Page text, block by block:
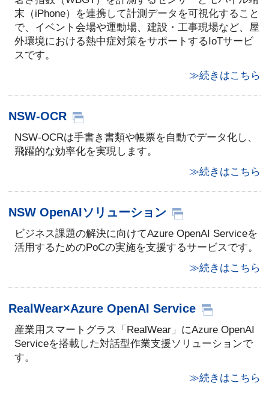
末（iPhone）を連携して計測データを可視化すること
で、イベント会場や運動場、建設・工事現場など、屋
外環境における熱中症対策をサポートするIoTサービ
スです。
≫続きはこちら
NSW-OCR
NSW-OCRは手書き書類や帳票を自動でデータ化し、
飛躍的な効率化を実現します。
≫続きはこちら
NSW OpenAIソリューション
ビジネス課題の解決に向けてAzure OpenAI Serviceを
活用するためのPoCの実施を支援するサービスです。
≫続きはこちら
RealWear×Azure OpenAI Service
産業用スマートグラス「RealWear」にAzure OpenAI
Serviceを搭載した対話型作業支援ソリューションで
す。
≫続きはこちら